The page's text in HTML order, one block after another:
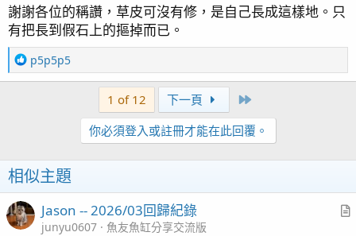
謝謝各位的稱讚，草皮可沒有修，是自己長成這樣地。只
有把長到假石上的摳掉而已。
R
e
n
s
：
p5p5p5
1 of 12 下一頁
你必須登入或註冊才能在此回覆。
相似主題
Jason -- 2026/03回歸紀錄
junyu0607
魚友魚缸分享交流版